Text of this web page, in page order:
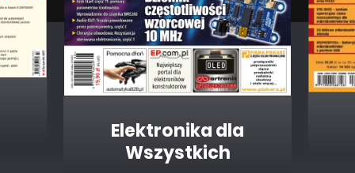
Elektronika dla
Wszystkich